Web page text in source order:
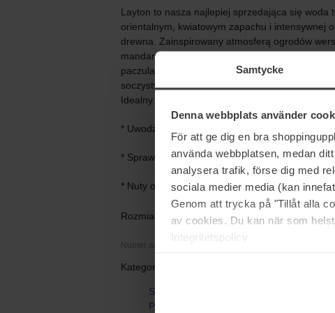
Samtycke
Denna webbplats använder
För att ge dig en bra
använda webbplatsen, medan
analysera trafik, förse dig med
sociala medier media (kan
Genom att trycka på "Tillåt alla
av cookies. Du kan när som
Integritetspolicy.
Layton to nasza najlepiej sprzedająca się woda
orientalnym, kwiatowym zapachu i intensywnej
drewna. Zainspirowany atmosferą ogrodów
mandarynki i jabłka. Nuty serca: jaśmin, fiołek i
paczula, drzewo sandałowe i drzewo
soczystych owoców i nut kwiatowych - sprawia,
Idealny dla osób szukających ciepłego i
* Uwodzicielski, orientalny, kwiatowy zapach o
* Sprawia, że każdego dnia czujesz się, jakbyś
* Nuty obejmują bergamotkę, lawendę, jabłko,
Rozmiar: 75 ml
Kategorie:
Strona główna
Perfumy